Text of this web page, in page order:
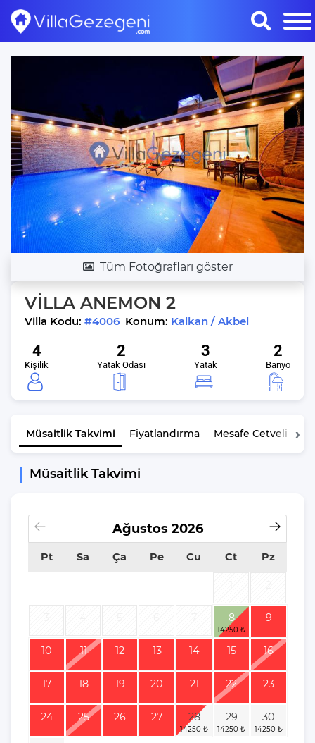
Tüm Fotoğrafları göster
VİLLA ANEMON 2
Villa Kodu: #4006 Konum: Kalkan / Akbel
4
Kişilik
2
Yatak Odası
3
Yatak
2
Banyo
Müsaitlik Takvimi Fiyatlandırma Mesafe Cetveli
Müsaitlik Takvimi
Ağustos 2026
Pt Sa Ça Pe Cu Ct Pz
8 9
10 11 12 13 14 15 16
17 18 19 20 21 22 23
24 25 26 27 28 29 30